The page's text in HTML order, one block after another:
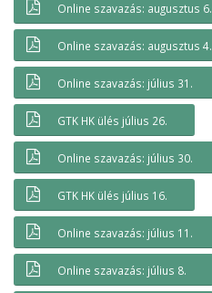
Online szavazás: augusztus 6.
Online szavazás: augusztus 4.
Online szavazás: július 31.
GTK HK ülés július 26.
Online szavazás: július 30.
GTK HK ülés július 16.
Online szavazás: július 11.
Online szavazás: július 8.